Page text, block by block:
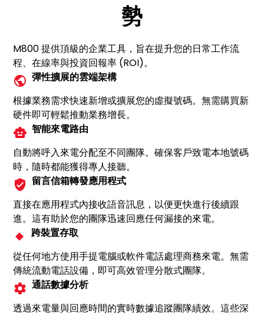
勢
M800 提供頂級的企業工具，旨在提升您的日常工作流
程、在線率與投資回報率 (ROI)。
彈性擴展的雲端架構
根據業務需求快速新增或擴展您的虛擬號碼。無需購買新
硬件即可輕鬆推動業務增長。
智能來電路由
自動將呼入來電分配至不同團隊。確保客戶致電本地號碼
時，隨時都能獲得專人接聽。
留言信箱轉發應用程式
直接在應用程式內接收語音訊息，以便更快進行後續跟
進。這有助於您的團隊迅速回應任何漏接的來電。
跨裝置存取
從任何地方使用手提電腦或軟件電話處理商務來電。無需
傳統流動電話設備，即可高效管理分散式團隊。
通話數據分析
透過來電量與回應時間的實時數據追蹤團隊績效。這些深